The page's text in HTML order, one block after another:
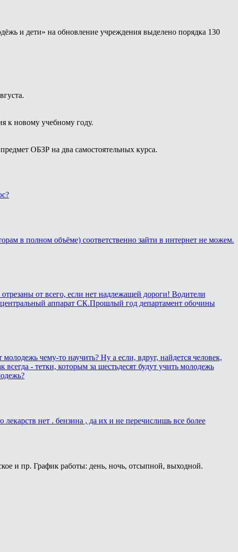
и дети» на обновление учреждения выделено порядка 130
к новому учебному году.
ОБЗР на два самостоятельных курса.
в полном объёме) соответственно зайти в интернет не можем.
от всего, если нет надлежащей дороги! Водители
центральный аппарат СК.Прошлый год департамент обочины
чему-то научить? Ну а если, вдруг, найдется человек,
- тетки, которым за шестьдесят будут учить молодежь
нет . бензина , да их и не перечислишь все более
и пр. График работы: день, ночь, отсыпной, выходной.